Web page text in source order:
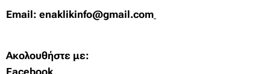
Email: enaklikinfo@gmail.com
Ακολουθήστε με:
Facebook